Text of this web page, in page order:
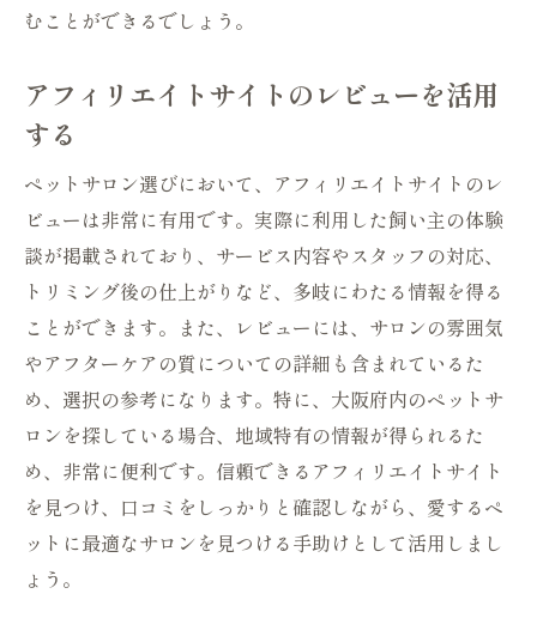
むことができるでしょう。
アフィリエイトサイトのレビューを活用
する
ペットサロン選びにおいて、アフィリエイトサイトのレ
ビューは非常に有用です。実際に利用した飼い主の体験
談が掲載されており、サービス内容やスタッフの対応、
トリミング後の仕上がりなど、多岐にわたる情報を得る
ことができます。また、レビューには、サロンの雰囲気
やアフターケアの質についての詳細も含まれているた
め、選択の参考になります。特に、大阪府内のペットサ
ロンを探している場合、地域特有の情報が得られるた
め、非常に便利です。信頼できるアフィリエイトサイト
を見つけ、口コミをしっかりと確認しながら、愛するペ
ットに最適なサロンを見つける手助けとして活用しまし
ょう。